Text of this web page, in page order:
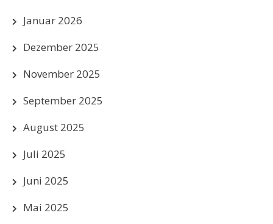
Januar 2026
Dezember 2025
November 2025
September 2025
August 2025
Juli 2025
Juni 2025
Mai 2025